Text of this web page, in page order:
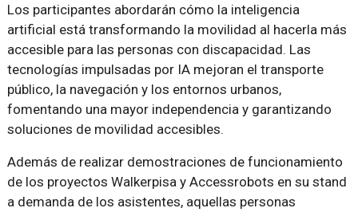
Los participantes abordarán cómo la inteligencia
artificial está transformando la movilidad al hacerla más
accesible para las personas con discapacidad. Las
tecnologías impulsadas por IA mejoran el transporte
público, la navegación y los entornos urbanos,
fomentando una mayor independencia y garantizando
soluciones de movilidad accesibles.
Además de realizar demostraciones de funcionamiento
de los proyectos Walkerpisa y Accessrobots en su stand
a demanda de los asistentes, aquellas personas